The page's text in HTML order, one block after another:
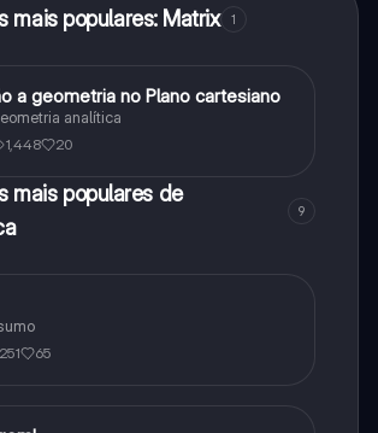
mais populares: Matrix 1
a geometria no Plano cartesiano
analítica
1,448 20
mais populares de
9
65